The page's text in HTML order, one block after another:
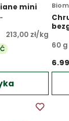
mini
213,00 zł/kg
60 g